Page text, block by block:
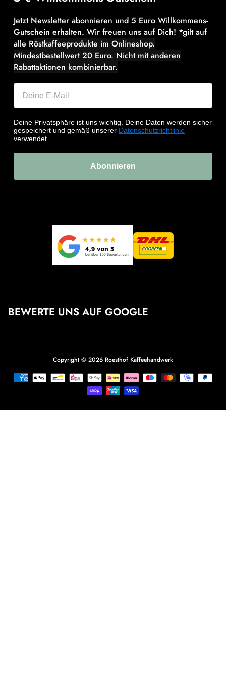
Jetzt Newsletter abonnieren und 5 Euro Willkommens-
Gutschein erhalten. Wir freuen uns auf Dich! *gilt auf
alle Röstkaffeeprodukte im Onlineshop.
Mindestbestellwert 20 Euro. Nicht mit anderen
Rabattaktionen kombinierbar.
Deine Privatsphäre ist uns wichtig. Deine Daten werden sicher
gespeichert und gemäß unserer Datenschutzrichtlinie
verwendet.
Abonnieren
BEWERTE UNS AUF GOOGLE
Copyright © 2026 Roesthof Kaffeehandwerk
Zahlungsmethoden